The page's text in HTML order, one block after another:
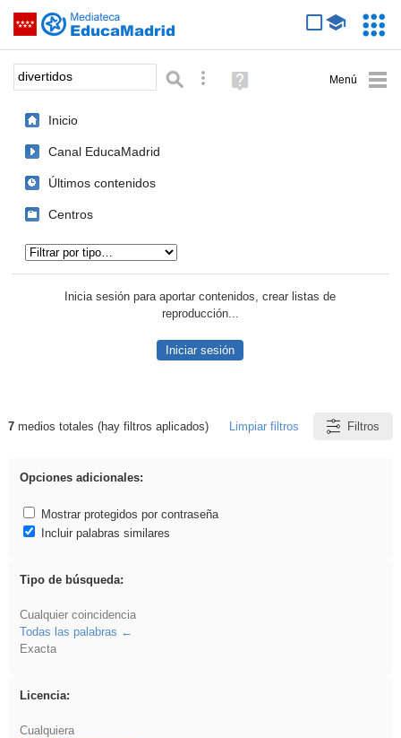
Saltar navegación
Palabra o frase: Búsqueda avanzada
Ayuda
(en
Inicio
Canal EducaMadrid
Últimos contenidos
Centros
Inicia sesión para aportar contenidos, crear listas de
reproducción...
Iniciar sesión
Resultados de: divertidos
7medios totales (hay filtros aplicados) Limpiar filtros Filtros
Opciones adicionales:
Mostrar protegidos por contraseña
Incluir palabras similares
Tipo de búsqueda:
Cualquier coincidencia
Todas las palabras
Exacta
Licencia:
Cualquiera